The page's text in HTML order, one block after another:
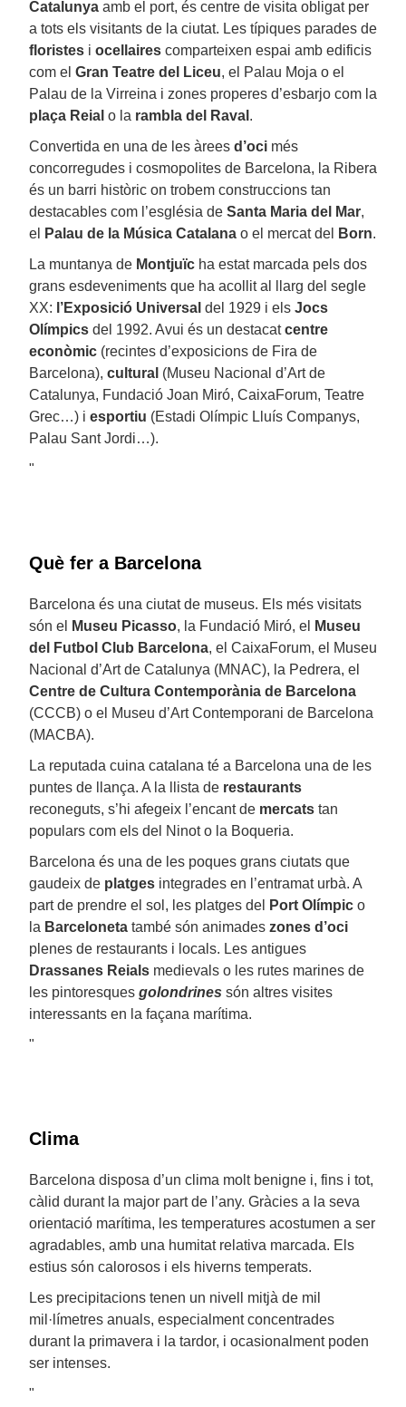
Catalunya amb el port, és centre de visita obligat per
a tots els visitants de la ciutat. Les típiques parades de
floristes i ocellaires comparteixen espai amb edificis
com el Gran Teatre del Liceu, el Palau Moja o el
Palau de la Virreina i zones properes d’esbarjo com la
plaça Reial o la rambla del Raval .
Convertida en una de les àrees d’oci més
concorregudes i cosmopolites de Barcelona, la Ribera
és un barri històric on trobem construccions tan
destacables com l’església de Santa Maria del Mar,
el
Palau de la Música Catalana o el mercat del Born.
La muntanya de Montjuïc ha estat marcada pels dos
grans esdeveniments que ha acollit al llarg del segle
XX: l’Exposició Universal del 1929 i els Jocs
Olímpics del 1992. Avui és un destacatcentre
econòmic (recintes d’exposicions de Fira de
Barcelona), cultural (Museu Nacional d’Art de
Catalunya, Fundació Joan Miró, CaixaForum, Teatre
Grec…) i esportiu (Estadi Olímpic Lluís Companys,
Palau Sant Jordi…).
"
Què fer a Barcelona
Barcelona és una ciutat de museus. Els més visitats
són el
Museu Picasso, la Fundació Miró, el
Museu
del Futbol Club Barcelona, el CaixaForum, el Museu
Nacional d’Art de Catalunya (MNAC), la Pedrera, el
Centre de Cultura Contemporània de Barcelona
(CCCB) o el Museu d’Art Contemporani de Barcelona
(MACBA).
La reputada cuina catalana té a Barcelona una de les
puntes de llança. A la llista de restaurants
reconeguts, s’hi afegeix l’encant de mercats tan
populars com els del Ninot o la Boqueria.
Barcelona és una de les poques grans ciutats que
gaudeix de platges integrades en l’entramat urbà. A
part de prendre el sol, les platges del
Port Olímpic o
la Barceloneta també són animades zones d’oci
plenes de restaurants i locals. Les antigues
Drassanes Reials medievals o les rutes marines de
les pintoresques golondrines són altres visites
interessants en la façana marítima.
"
Clima
Barcelona disposa d’un clima molt benigne i, fins i tot,
càlid durant la major part de l’any. Gràcies a la seva
orientació marítima, les temperatures acostumen a ser
agradables, amb una humitat relativa marcada. Els
estius són calorosos i els hiverns temperats.
Les precipitacions tenen un nivell mitjà de mil
mil·límetres anuals, especialment concentrades
durant la primavera i la tardor, i ocasionalment poden
ser intenses.
"